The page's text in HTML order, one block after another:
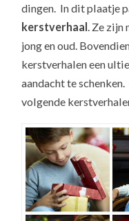
dingen. In dit plaatje
kerstverhaal . Ze
jong en oud.
kerstverhalen een
aandacht te
volgende